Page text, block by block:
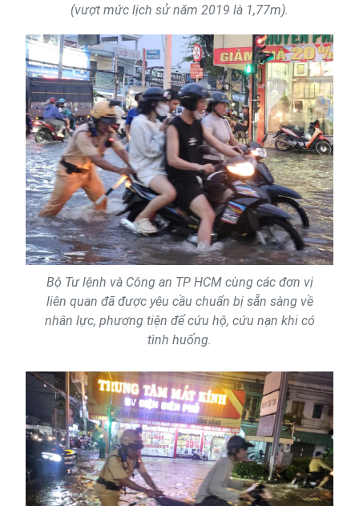
(vượt mức lịch sử năm 2019 là 1,77m).
Bộ Tư lệnh và Công an TP HCM cùng các đơn vị
liên quan đã được yêu cầu chuẩn bị sẵn sàng về
nhân lực, phương tiện để cứu hộ, cứu nạn khi có
tình huống.